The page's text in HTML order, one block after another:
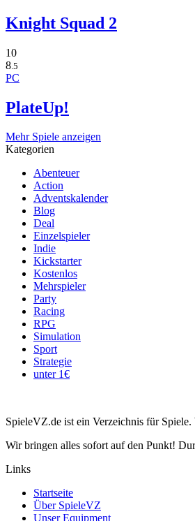
Knight Squad 2
10
8 .5
PC
PlateUp!
Mehr Spiele anzeigen
Kategorien
Abenteuer
Action
Adventskalender
Blog
Deal
Einzelspieler
Indie
Kickstarter
Kostenlos
Mehrspieler
Party
Racing
RPG
Simulation
Sport
Strategie
unter 1€
SpieleVZ.de ist ein Verzeichnis für
Wir bringen alles sofort auf den Punkt!
Links
Startseite
Über SpieleVZ
Unser Equipment